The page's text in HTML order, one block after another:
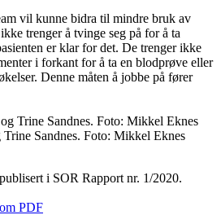
vil kunne bidra til mindre bruk av
trenger å tvinge seg på for å ta
er klar for det. De trenger ikke
i forkant for å ta en blodprøve eller
Denne måten å jobbe på fører
Sandnes. Foto: Mikkel Eknes
i SOR Rapport nr. 1/2020.
PDF